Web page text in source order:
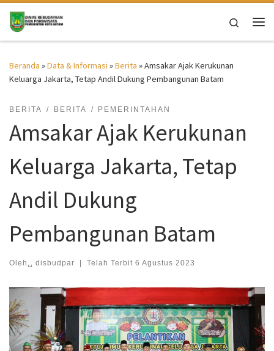
Skip to content
Search
Beranda »Data & Informasi »Berita »Amsakar Ajak Kerukunan
Keluarga Jakarta, Tetap Andil Dukung Pembangunan Batam
BERITA BERITA PEMERINTAHAN
Amsakar Ajak Kerukunan
Keluarga Jakarta, Tetap
Andil Dukung
Pembangunan Batam
Oleh␣ disbudpar | Telah Terbit 6 Agustus 2023